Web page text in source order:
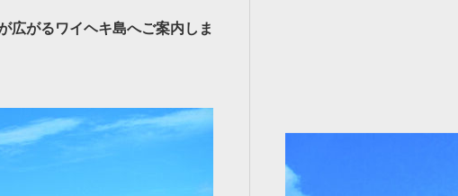
広がるワイヘキ島へご案内しま